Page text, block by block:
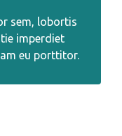
sem, lobortis
imperdiet
eu porttitor.